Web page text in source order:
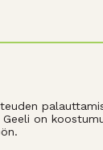
on